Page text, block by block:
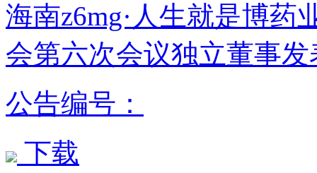
海南z6mg·人生就是博药
会第六次会议独立董事
公告编号：
下载